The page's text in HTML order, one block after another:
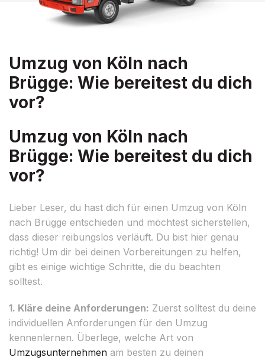
Umzug von Köln nach
Brügge: Wie bereitest du dich
vor?
Umzug von Köln nach
Brügge: Wie bereitest du dich
vor?
Lieber Leser, du hast dich für einen Umzug von Köln
nach Brügge entschieden und möchtest sicherstellen,
dass dieser reibungslos verläuft. Du bist hier genau
richtig! Um dir bei deinen Vorbereitungen zu helfen,
gibt es einige wichtige Schritte, die du beachten
solltest.
1. Kläre deine Anforderungen: Zuerst solltest du deine
individuellen Anforderungen für den Umzug
kennenlernen. Überlege, welche Art von
Umzugsunternehmen am besten zu deinen